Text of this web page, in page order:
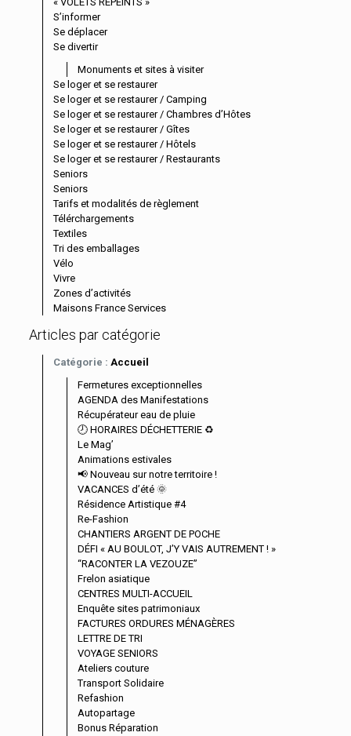
S’informer
Se déplacer
Se divertir
Monuments et sites à visiter
Se loger et se restaurer
Se loger et se restaurer / Camping
Se loger et se restaurer / Chambres d’Hôtes
Se loger et se restaurer / Gîtes
Se loger et se restaurer / Hôtels
Se loger et se restaurer / Restaurants
Seniors
Seniors
Tarifs et modalités de règlement
Télérchargements
Textiles
Tri des emballages
Vélo
Vivre
Zones d’activités
Maisons France Services
Articles par catégorie
Catégorie : Accueil
Fermetures exceptionnelles
AGENDA des Manifestations
Récupérateur eau de pluie
🕗 HORAIRES DÉCHETTERIE ♻️
Le Mag’
Animations estivales
📢 Nouveau sur notre territoire !
VACANCES d’été 🌞
Résidence Artistique #4
Re-Fashion
CHANTIERS ARGENT DE POCHE
DÉFI « AU BOULOT, J’Y VAIS AUTREMENT ! »
“RACONTER LA VEZOUZE”
Frelon asiatique
CENTRES MULTI-ACCUEIL
Enquête sites patrimoniaux
FACTURES ORDURES MÉNAGÈRES
LETTRE DE TRI
VOYAGE SENIORS
Ateliers couture
Transport Solidaire
Refashion
Autopartage
Bonus Réparation